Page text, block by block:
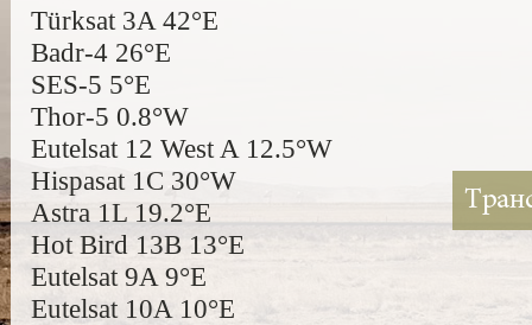
Türksat 3A 42°E
Badr-4 26°E
SES-5 5°E
Thor-5 0.8°W
Eutelsat 12 West A 12.5°W
Hispasat 1C 30°W
Astra 1L 19.2°E
Hot Bird 13B 13°E
Eutelsat 9A 9°E
Eutelsat 10A 10°E